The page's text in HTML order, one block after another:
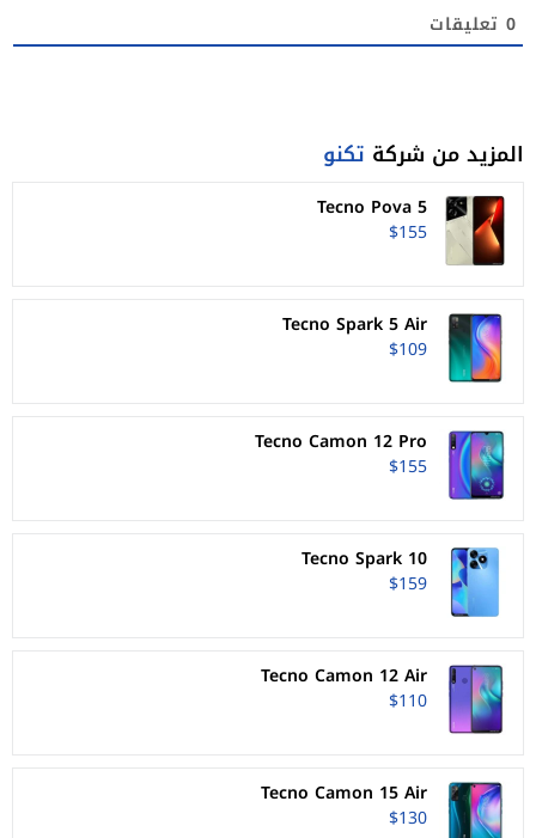
0 تعليقات
المزيد من شركة تكنو
Tecno Pova 5
$155
Tecno Spark 5 Air
$109
Tecno Camon 12 Pro
$155
Tecno Spark 10
$159
Tecno Camon 12 Air
$110
Tecno Camon 15 Air
$130